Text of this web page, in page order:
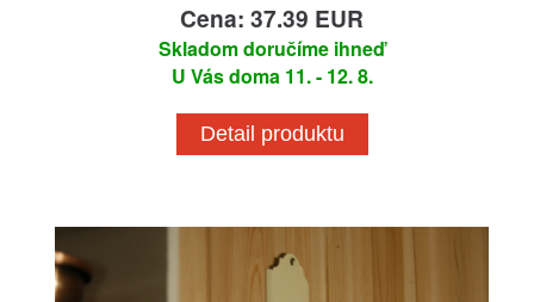
Cena: 37.39 EUR
Skladom doručíme ihneď
U Vás doma 11. - 12. 8.
Detail produktu